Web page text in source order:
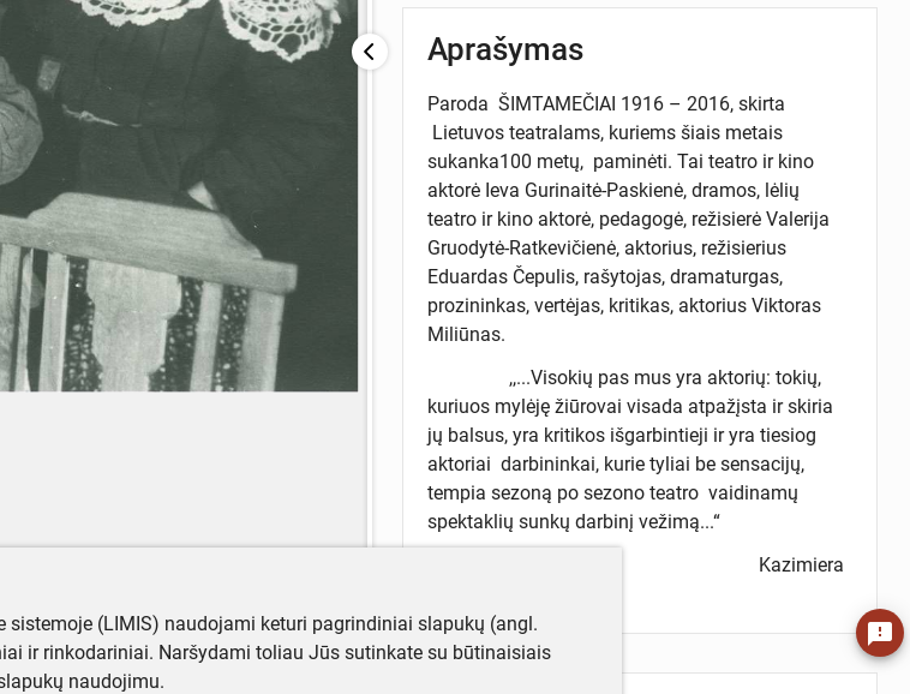
Aprašymas
Paroda ŠIMTAMEČIAI 1916 – 2016, skirta
Lietuvos teatralams, kuriems šiais metais
sukanka100 metų, paminėti. Tai teatro ir kino
aktorė Ieva Gurinaitė-Paskienė, dramos, lėlių
teatro ir kino aktorė, pedagogė, režisierė Valerija
Gruodytė-Ratkevičienė, aktorius, režisierius
Eduardas Čepulis, rašytojas, dramaturgas,
prozininkas, vertėjas, kritikas, aktorius Viktoras
Miliūnas.
,,...Visokių pas mus yra aktorių: tokių,
kuriuos mylėję žiūrovai visada atpažįsta ir skiria
jų balsus, yra kritikos išgarbintieji ir yra tiesiog
aktoriai darbininkai, kurie tyliai be sensacijų,
tempia sezoną po sezono teatro vaidinamų
spektaklių sunkų darbinį vežimą...“
Kazimiera
feedback
(LIMIS) naudojami keturi pagrindiniai slapukų (angl.
ir rinkodariniai. Naršydami toliau Jūs sutinkate su būtinaisiais
naudojimu.